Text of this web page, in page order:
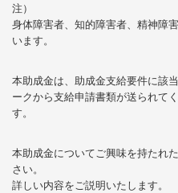
注）
身体障害者、知的障害者、精神障
います。
本助成金は、助成金支給要件に該
ークから支給申請書類が送られて
す。
本助成金についてご興味を持たれ
さい。
詳しい内容をご説明いたします。